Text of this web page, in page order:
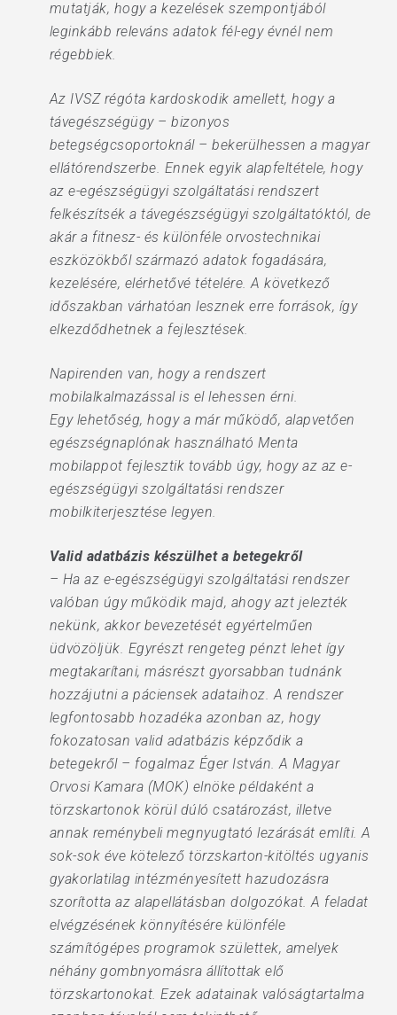
mutatják, hogy a kezelések szempontjából
leginkább releváns adatok fél-egy évnél nem
régebbiek.
Az IVSZ régóta kardoskodik amellett, hogy a
távegészségügy – bizonyos
betegségcsoportoknál – bekerülhessen a magyar
ellátórendszerbe. Ennek egyik alapfeltétele, hogy
az e-egészségügyi szolgáltatási rendszert
felkészítsék a távegészségügyi szolgáltatóktól, de
akár a fitnesz- és különféle orvostechnikai
eszközökből származó adatok fogadására,
kezelésére, elérhetővé tételére. A következő
időszakban várhatóan lesznek erre források, így
elkezdődhetnek a fejlesztések.
Napirenden van, hogy a rendszert
mobilalkalmazással is el lehessen érni.
Egy lehetőség, hogy a már működő, alapvetően
egészségnaplónak használható Menta
mobilappot fejlesztik tovább úgy, hogy az az e-
egészségügyi szolgáltatási rendszer
mobilkiterjesztése legyen.
Valid adatbázis készülhet a betegekről
– Ha az e-egészségügyi szolgáltatási rendszer
valóban úgy működik majd, ahogy azt jelezték
nekünk, akkor bevezetését egyértelműen
üdvözöljük. Egyrészt rengeteg pénzt lehet így
megtakarítani, másrészt gyorsabban tudnánk
hozzájutni a páciensek adataihoz. A rendszer
legfontosabb hozadéka azonban az, hogy
fokozatosan valid adatbázis képződik a
betegekről – fogalmaz Éger István. A Magyar
Orvosi Kamara (MOK) elnöke példaként a
törzskartonok körül dúló csatározást, illetve
annak reménybeli megnyugtató lezárását említi. A
sok-sok éve kötelező törzskarton-kitöltés ugyanis
gyakorlatilag intézményesített hazudozásra
szorította az alapellátásban dolgozókat. A feladat
elvégzésének könnyítésére különféle
számítógépes programok születtek, amelyek
néhány gombnyomásra állítottak elő
törzskartonokat. Ezek adatainak valóságtartalma